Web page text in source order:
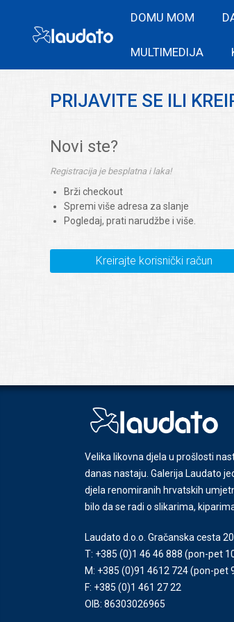
DOMU MOM
MULTIMEDIJA
PRIJAVITE SE ILI
Novi ste?
Registracija je besplatna i laka!
Brži checkout
Spremi više adresa za slanje
Pogledaj, prati narudžbe i više.
Kreirajte korisnički račun
Velika likovna djela u prošlosti
danas nastaju. Galerija Laudato
djela renomiranih hrvatskih
bilo da se radi o slikarima,
Laudato d.o.o. Gračanska cesta
T: +385 (0)1 46 46 888 (pon-pet
M: +385 (0)91 4612 724(pon-pet
F: +385 (0)1 461 27 22
OIB: 86303026965